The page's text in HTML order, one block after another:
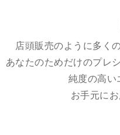
店頭販売のように多く
あなたのためだけのプレ
純度の高い
お手元に